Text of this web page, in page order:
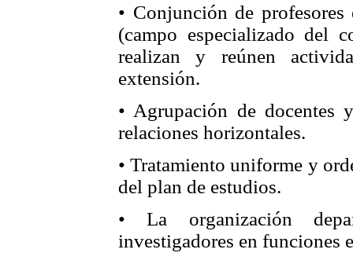
• Conjunción de
(campo especializado del
realizan y reúnen
extensión.
• Agrupación de docentes
relaciones horizontales.
• Tratamiento uniforme y
del plan de estudios.
• La organización
investigadores en funciones